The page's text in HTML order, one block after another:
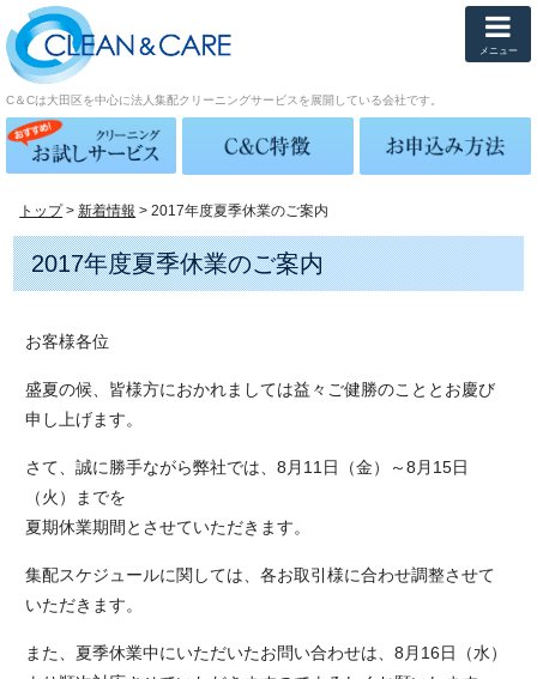
メニュー
C＆Cは大田区を中心に法人集配クリーニングサービスを展開している会社です。
トップ>新着情報 > 2017年度夏季休業のご案内
2017年度夏季休業のご案内
お客様各位
盛夏の候、皆様方におかれましては益々ご健勝のこととお慶び
申し上げます。
さて、誠に勝手ながら弊社では、8月11日（金）～8月15日
（火）までを
夏期休業期間とさせていただきます。
集配スケジュールに関しては、各お取引様に合わせ調整させて
いただきます。
また、夏季休業中にいただいたお問い合わせは、8月16日（水）